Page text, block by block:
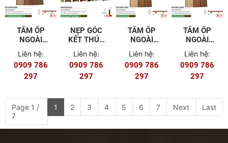
TẤM ỐP
NGOÀI
TRỜI
HW123W16ASA
Liên hệ:
0909 786
297
NẸP GÓC
KẾT THÚC
HW45G35ASA
Liên hệ:
0909 786
297
TẤM ỐP
NGOÀI
TRỜI
HW113W16ASA
Liên hệ:
0909 786
297
TẤM ỐP
NGOÀI
TRỜI
Liên hệ:
0909 786
297
Page 1 /
7
1 2 3 4 5 6 7 Next Last